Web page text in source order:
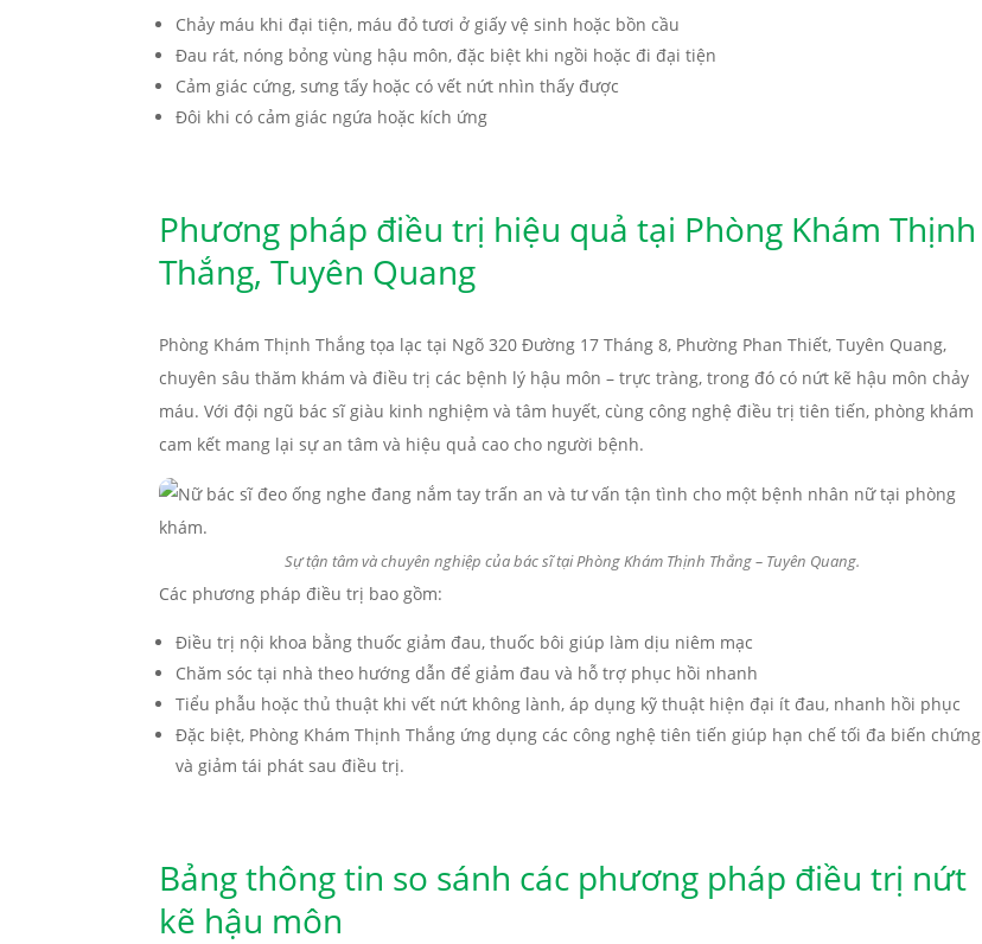
Chảy máu khi đại tiện, máu đỏ tươi ở giấy vệ sinh hoặc bồn cầu
Đau rát, nóng bỏng vùng hậu môn, đặc biệt khi ngồi hoặc đi đại tiện
Cảm giác cứng, sưng tấy hoặc có vết nứt nhìn thấy được
Đôi khi có cảm giác ngứa hoặc kích ứng
Phương pháp điều trị hiệu quả tại Phòng Khám Thịnh
Thắng, Tuyên Quang
Phòng Khám Thịnh Thắng tọa lạc tại Ngõ 320 Đường 17 Tháng 8, Phường Phan Thiết, Tuyên Quang,
chuyên sâu thăm khám và điều trị các bệnh lý hậu môn – trực tràng, trong đó có nứt kẽ hậu môn chảy
máu. Với đội ngũ bác sĩ giàu kinh nghiệm và tâm huyết, cùng công nghệ điều trị tiên tiến, phòng khám
cam kết mang lại sự an tâm và hiệu quả cao cho người bệnh.
Sự tận tâm và chuyên nghiệp của bác sĩ tại Phòng Khám Thịnh Thắng – Tuyên Quang.
Các phương pháp điều trị bao gồm:
Điều trị nội khoa bằng thuốc giảm đau, thuốc bôi giúp làm dịu niêm mạc
Chăm sóc tại nhà theo hướng dẫn để giảm đau và hỗ trợ phục hồi nhanh
Tiểu phẫu hoặc thủ thuật khi vết nứt không lành, áp dụng kỹ thuật hiện đại ít đau, nhanh hồi phục
Đặc biệt, Phòng Khám Thịnh Thắng ứng dụng các công nghệ tiên tiến giúp hạn chế tối đa biến chứng
và giảm tái phát sau điều trị.
Bảng thông tin so sánh các phương pháp điều trị nứt
kẽ hậu môn